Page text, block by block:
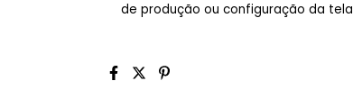
de produção ou configuração da tela